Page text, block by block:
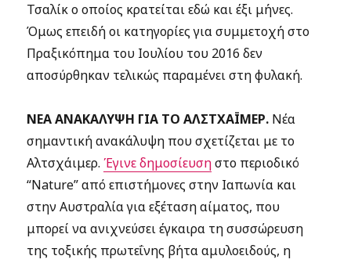
Τσαλίκ ο οποίος κρατείται εδώ και έξι μήνες.
Όμως επειδή οι κατηγορίες για συμμετοχή στο
Πραξικόπημα του Ιουλίου του 2016 δεν
αποσύρθηκαν τελικώς παραμένει στη φυλακή.
ΝΕΑ ΑΝΑΚΑΛΥΨΗ ΓΙΑ ΤΟ ΑΛΣΤΧΑΪΜΕΡ. Νέα
σημαντική ανακάλυψη που σχετίζεται με το
Αλτσχάιμερ.Έγινε δημοσίευσηστο περιοδικό
“Nature” από επιστήμονες στην Ιαπωνία και
στην Αυστραλία για εξέταση αίματος, που
μπορεί να ανιχνεύσει έγκαιρα τη συσσώρευση
της τοξικής πρωτεΐνης βήτα αμυλοειδούς, η